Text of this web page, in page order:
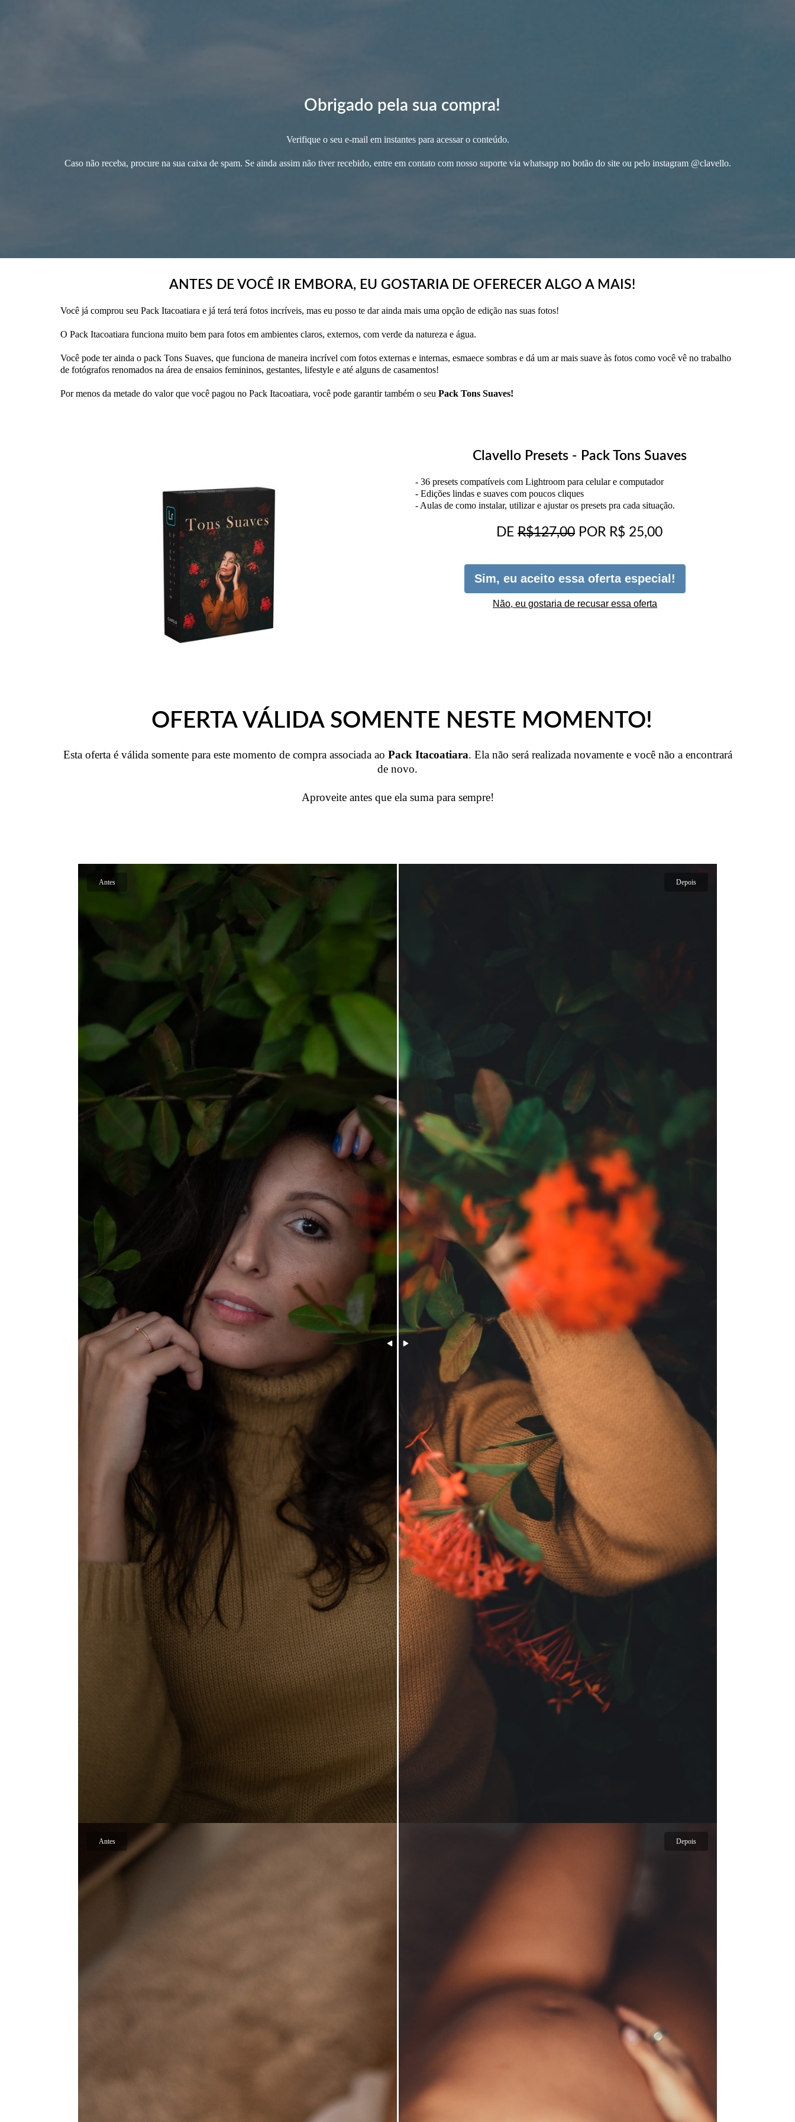
Obrigado pela sua compra!
Verifique o seu e-mail em instantes para acessar o conteúdo.
Caso não receba, procure na sua caixa de spam. Se ainda assim não tiver recebido, entre em contato com nosso suporte via whatsapp no botão do site ou pelo instagram @clavello.
ANTES DE VOCÊ IR EMBORA, EU GOSTARIA DE OFERECER ALGO A MAIS!
Você já comprou seu Pack Itacoatiara e já terá terá fotos incríveis, mas eu posso te dar ainda mais uma opção de edição nas suas fotos!
O Pack Itacoatiara funciona muito bem para fotos em ambientes claros, externos, com verde da natureza e água.
Você pode ter ainda o pack Tons Suaves, que funciona de maneira incrível com fotos externas e internas, esmaece sombras e dá um ar mais suave às fotos como você vê no trabalho
de fotógrafos renomados na área de ensaios femininos, gestantes, lifestyle e até alguns de casamentos!
Por menos da metade do valor que você pagou no Pack Itacoatiara, você pode garantir também o seu Pack Tons Suaves!
Clavello Presets - Pack Tons Suaves
- 36 presets compatíveis com Lightroom para celular e computador
- Edições lindas e suaves com poucos cliques
- Aulas de como instalar, utilizar e ajustar os presets pra cada situação.
DE R$127,00 POR R$ 25,00
Sim, eu aceito essa oferta especial!
Não, eu gostaria de recusar essa oferta
OFERTA VÁLIDA SOMENTE NESTE MOMENTO!
Esta oferta é válida somente para este momento de compra associada ao Pack Itacoatiara. Ela não será realizada novamente e você não a encontrará
de novo.
Aproveite antes que ela suma para sempre!
Antes Depois
Antes Depois